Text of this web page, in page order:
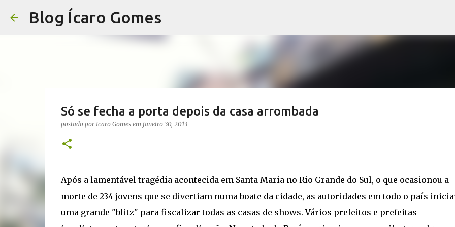
Blog Ícaro Gomes
Só se fecha a porta depois da casa arrombada
postado por Icaro Gomes em janeiro 30, 2013
Após a lamentável tragédia acontecida em Santa Maria no Rio Grande do Sul, o que ocasionou a
morte de 234 jovens que se divertiam numa boate da cidade, as autoridades em todo o país
uma grande "blitz" para fiscalizar todas as casas de shows. Vários prefeitos e prefeitas